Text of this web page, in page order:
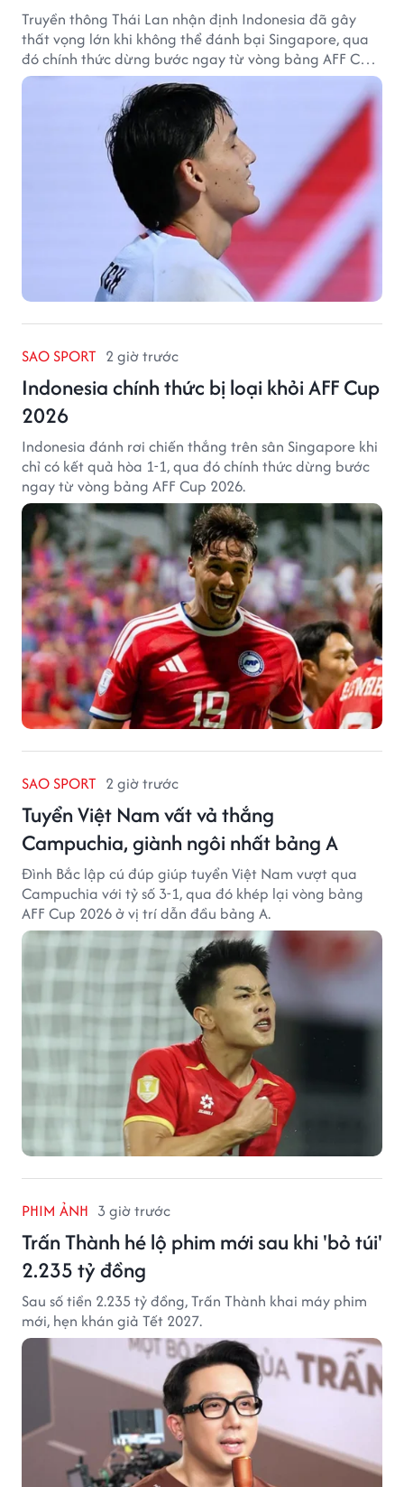
Truyền thông Thái Lan nhận định Indonesia đã gây
thất vọng lớn khi không thể đánh bại Singapore, qua
đó chính thức dừng bước ngay từ vòng bảng AFF Cup
2026.
SAO SPORT 2 giờ trước
Indonesia chính thức bị loại khỏi AFF Cup
2026
Indonesia đánh rơi chiến thắng trên sân Singapore khi
chỉ có kết quả hòa 1-1, qua đó chính thức dừng bước
ngay từ vòng bảng AFF Cup 2026.
SAO SPORT 2 giờ trước
Tuyển Việt Nam vất vả thắng
Campuchia, giành ngôi nhất bảng A
Đình Bắc lập cú đúp giúp tuyển Việt Nam vượt qua
Campuchia với tỷ số 3-1, qua đó khép lại vòng bảng
AFF Cup 2026 ở vị trí dẫn đầu bảng A.
PHIM ẢNH 3 giờ trước
Trấn Thành hé lộ phim mới sau khi 'bỏ túi'
2.235 tỷ đồng
Sau số tiền 2.235 tỷ đồng, Trấn Thành khai máy phim
mới, hẹn khán giả Tết 2027.